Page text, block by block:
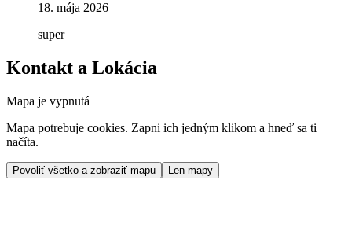
18. mája 2026
super
Kontakt a Lokácia
Mapa je vypnutá
Mapa potrebuje cookies. Zapni ich jedným klikom a hneď sa ti
načíta.
Povoliť všetko a zobraziť mapu Len mapy